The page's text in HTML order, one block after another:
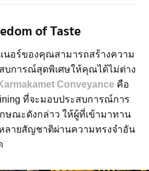
of Taste
นอร์ของคุณสามารถสร้างความ
บการณ์สุดพิเศษให้คุณได้ไม่ต่าง
Conveyance คือ
ที่จะมอบประสบการณ์การ
ษณะดังกล่าว ให้ผู้ที่เข้ามาทาน
ลายสัญชาติผ่านความทรงจำอัน